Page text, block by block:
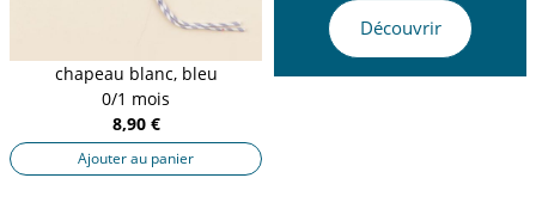
chapeau blanc, bleu
0/1 mois
8,90 €
Ajouter au panier
Découvrir